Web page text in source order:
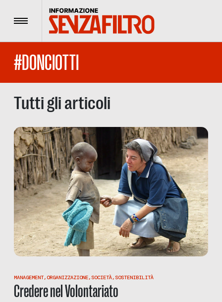
Menu
#DONCIOTTI
Tutti gli articoli
MANAGEMENT,ORGANIZZAZIONE, SOCIETÀ, SOSTENIBILITÀ
Credere nel Volontariato